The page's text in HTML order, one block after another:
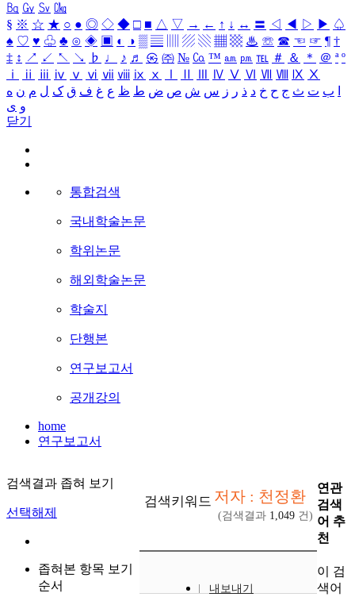
㏃ ㏉ ㏜ ㏆
§ ※ ☆ ★ ○ ● ◎ ◇ ◆ □ ■ △ ▽ → ← ↑ ↓ ↔ 〓 ◁ ◀ ▷ ▶ ♤
♠ ♡ ♥ ♧ ♣ ⊙ ◈ ▣ ◐ ◑ ▒ ▤ ▨ ▧ ▦ ▩ ♨ ☏ ☎ ☜ ☞ ¶ †
‡ ↕ ↗ ↙ ↖ ↘ ♭ ♩ ♪ ♬ ㉿ ㈜ № ㏇ ™ ㏂ ㏘ ℡ ＃ ＆ ＊ ＠ ª º
ⅰ
ⅱ ⅲ ⅳ ⅴ ⅵ ⅶ ⅷ ⅸ ⅹ Ⅳ Ⅴ Ⅵ Ⅶ Ⅷ Ⅸ Ⅹ
ب ت ث ج ح خ د ذ ر ز س ش ص ض ط ظ ع غ ف ق ک ل م ن ه
و ی
닫기
통합검색
국내학술논문
학위논문
해외학술논문
학술지
단행본
연구보고서
공개강의
home
연구보고서
검색결과 좁혀 보기
선택해제
좁혀본 항목 보기
순서
검색키워드 저자 : 천정환
(검색결과 1,049 건)
내보내기
연관
검색
어 추
천
이 검
색어